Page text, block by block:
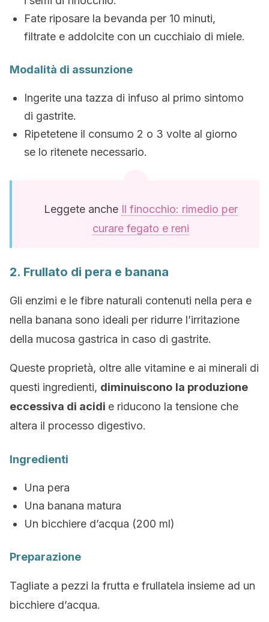
Fate riposare la bevanda per 10 minuti,
filtrate e addolcite con un cucchiaio di miele.
Modalità di assunzione
Ingerite una tazza di infuso al primo sintomo
di gastrite.
Ripetetene il consumo 2 o 3 volte al giorno
se lo ritenete necessario.
Leggete anche Il finocchio: rimedio per
curare fegato e reni
2. Frullato di pera e banana
Gli enzimi e le fibre naturali contenuti nella pera e
nella banana sono ideali per ridurre l’irritazione
della mucosa gastrica in caso di gastrite.
Queste proprietà, oltre alle vitamine e ai minerali di
questi ingredienti, diminuiscono la produzione
eccessiva di acidi e riducono la tensione che
altera il processo digestivo.
Ingredienti
Una pera
Una banana matura
Un bicchiere d’acqua (200 ml)
Preparazione
Tagliate a pezzi la frutta e frullatela insieme ad un
bicchiere d’acqua.